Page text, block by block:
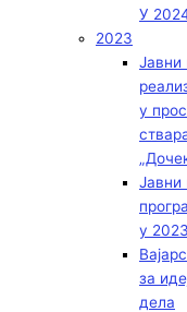
У
2023
у
Јавни
у
за
дела